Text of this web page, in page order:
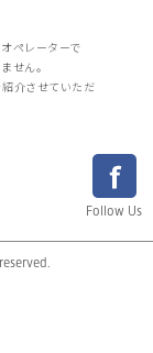
Follow Us
ペレーターで
せん。
介させていただ